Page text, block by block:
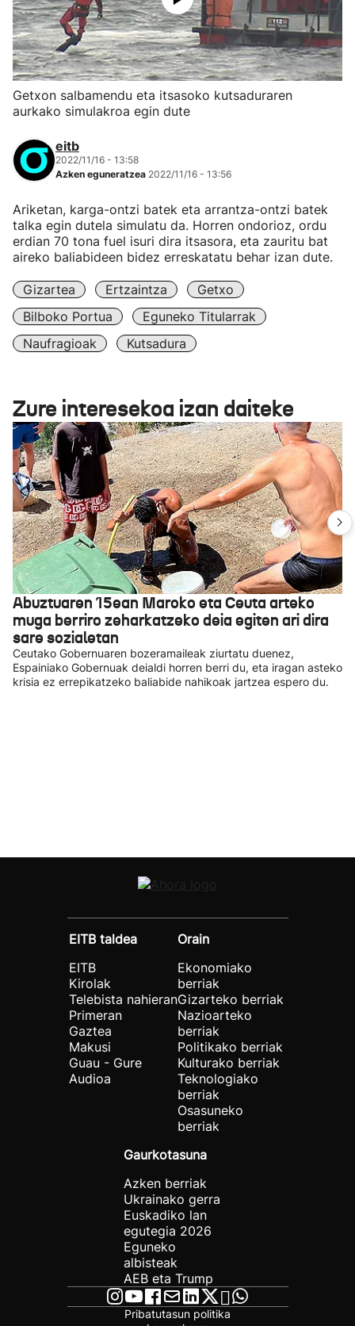
Getxon salbamendu eta itsasoko kutsaduraren
aurkako simulakroa egin dute
eitb
2022/11/16 - 13:58
Azken eguneratzea 2022/11/16 - 13:56
Ariketan, karga-ontzi batek eta arrantza-ontzi batek
talka egin dutela simulatu da. Horren ondorioz, ordu
erdian 70 tona fuel isuri dira itsasora, eta zauritu bat
aireko baliabideen bidez erreskatatu behar izan dute.
Gizartea Ertzaintza
Getxo
Bilboko Portua
Eguneko Titularrak
Naufragioak
Kutsadura
Zure interesekoa izan daiteke
Abuztuaren 15ean Maroko eta Ceuta arteko
muga berriro zeharkatzeko deia egiten ari dira
sare sozialetan
Ceutako Gobernuaren bozeramaileak ziurtatu duenez,
Espainiako Gobernuak deialdi horren berri du, eta iragan asteko
krisia ez errepikatzeko baliabide nahikoak jartzea espero du.
EITB taldea
EITB
Kirolak
Telebista nahieran
Primeran
Gaztea
Makusi
Guau - Gure
Audioa
Orain
Ekonomiako
berriak
Gizarteko berriak
Nazioarteko
berriak
Politikako berriak
Kulturako berriak
Teknologiako
berriak
Osasuneko
berriak
Gaurkotasuna
Azken berriak
Ukrainako gerra
Euskadiko lan
egutegia 2026
Eguneko
albisteak
AEB eta Trump
Pribatutasun politika